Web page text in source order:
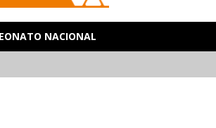
NACIONAL